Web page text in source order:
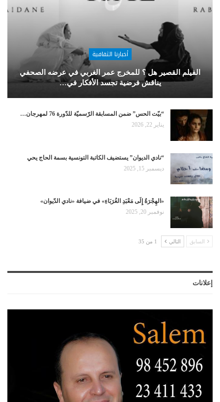
أخبارنا الثقافية
الفيلم القصير هل ؟ للمخرج عمر الغربي في عرضه الصحفي
يناقش فرضية تجسد الأفكار في…
“بيّت الحس” ضمن المسابقة الرّسميّة للدّورة 76 لمهرجان…
يناير 22, 2026
“نادي الديوان” يستضيف الكاتبة التونسية بسمة الحاج يحي
ديسمبر 15, 2025
«الهِجْرَةُ إِلَى مَعْبَدِ الغُرَبَاءِ» في ضيافة «نادي الدّيوان»
نوفمبر 20, 2025
السابق التالي 1 من 35
إعلانات